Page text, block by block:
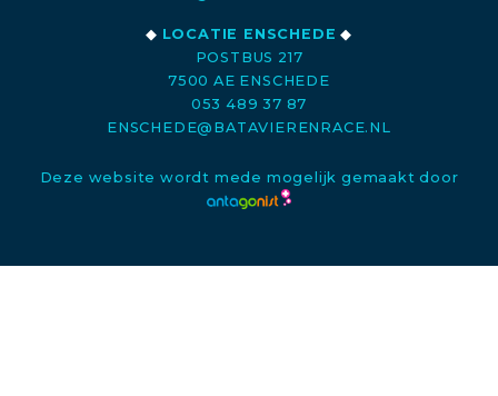
◆ LOCATIE ENSCHEDE ◆
POSTBUS 217
7500 AE ENSCHEDE
053 489 37 87
ENSCHEDE@BATAVIERENRACE.NL
Deze website wordt mede mogelijk gemaakt door